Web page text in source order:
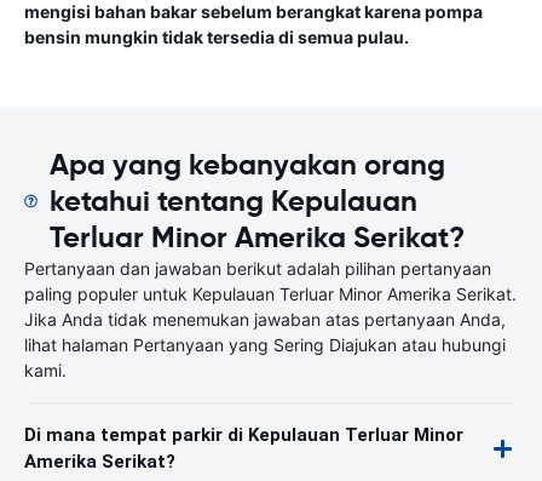
mengisi bahan bakar sebelum berangkat karena pompa
bensin mungkin tidak tersedia di semua pulau.
Apa yang kebanyakan orang
ketahui tentang Kepulauan
Terluar Minor Amerika Serikat?
Pertanyaan dan jawaban berikut adalah pilihan pertanyaan
paling populer untuk Kepulauan Terluar Minor Amerika Serikat.
Jika Anda tidak menemukan jawaban atas pertanyaan Anda,
lihat halaman Pertanyaan yang Sering Diajukan atau hubungi
kami.
Di mana tempat parkir di Kepulauan Terluar Minor
Amerika Serikat?